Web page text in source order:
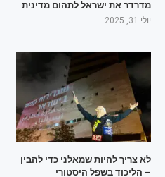
מדרדר את ישראל לתהום מדינית
יולי 31, 2025
לא צריך להיות שמאלני כדי להבין
– הליכוד בשפל היסטורי